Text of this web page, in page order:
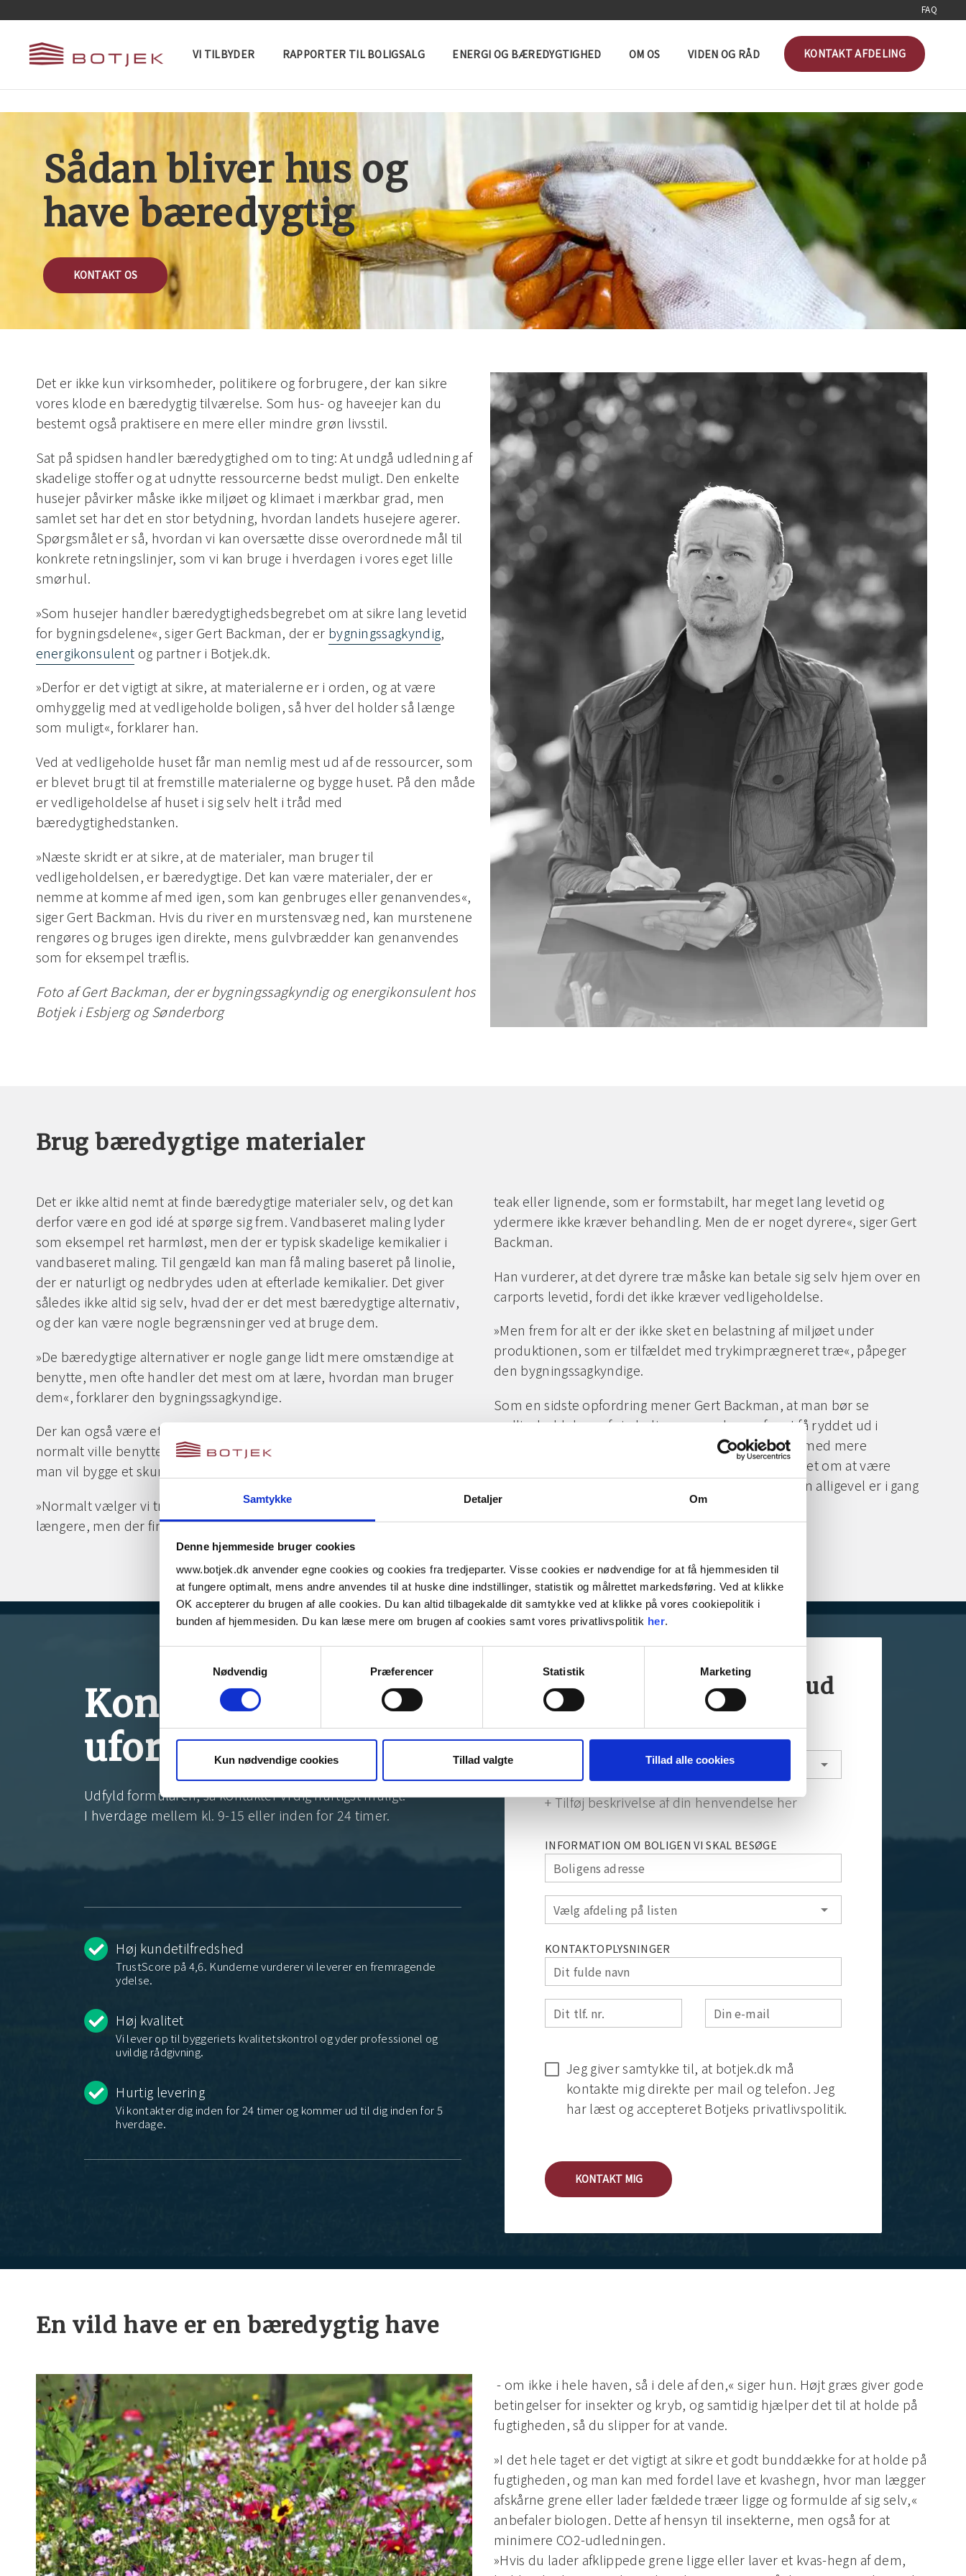
Samtykke Detaljer Om
Denne hjemmeside bruger cookies
www.botjek.dk anvender egne cookies og cookies fra tredjeparter. Visse cookies er nødvendige for at få hjemmesiden til
at fungere optimalt, mens andre anvendes til at huske dine indstillinger, statistik og målrettet markedsføring. Ved at klikke
OK accepterer du brugen af alle cookies. Du kan altid tilbagekalde dit samtykke ved at klikke på vores cookiepolitik i
bunden af hjemmesiden. Du kan læse mere om brugen af cookies samt vores privatlivspolitik her.
Nødvendig
Præferencer Statistik Marketing
Kun nødvendige cookies Tillad valgte Tillad alle cookies
FAQ
VI TILBYDER RAPPORTER TIL BOLIGSALG ENERGI OG BÆREDYGTIGHED OM OS VIDEN OG RÅD KONTAKT AFDELING
Sådan bliver hus og
have bæredygtig
KONTAKT OS
Det er ikke kun virksomheder, politikere og forbrugere, der kan sikre
vores klode en bæredygtig tilværelse. Som hus- og haveejer kan du
bestemt også praktisere en mere eller mindre grøn livsstil.
Sat på spidsen handler bæredygtighed om to ting: At undgå udledning af
skadelige stoffer og at udnytte ressourcerne bedst muligt. Den enkelte
husejer påvirker måske ikke miljøet og klimaet i mærkbar grad, men
samlet set har det en stor betydning, hvordan landets husejere agerer.
Spørgsmålet er så, hvordan vi kan oversætte disse overordnede mål til
konkrete retningslinjer, som vi kan bruge i hverdagen i vores eget lille
smørhul.
»Som husejer handler bæredygtighedsbegrebet om at sikre lang levetid
for bygningsdelene«, siger Gert Backman, der er bygningssagkyndig,
energikonsulent og partner i Botjek.dk.
»Derfor er det vigtigt at sikre, at materialerne er i orden, og at være
omhyggelig med at vedligeholde boligen, så hver del holder så længe
som muligt«, forklarer han.
Ved at vedligeholde huset får man nemlig mest ud af de ressourcer, som
er blevet brugt til at fremstille materialerne og bygge huset. På den måde
er vedligeholdelse af huset i sig selv helt i tråd med
bæredygtighedstanken.
»Næste skridt er at sikre, at de materialer, man bruger til
vedligeholdelsen, er bæredygtige. Det kan være materialer, der er
nemme at komme af med igen, som kan genbruges eller genanvendes«,
siger Gert Backman. Hvis du river en murstensvæg ned, kan murstenene
rengøres og bruges igen direkte, mens gulvbrædder kan genanvendes
som for eksempel træflis.
Foto af Gert Backman, der er bygningssagkyndig og energikonsulent hos
Botjek i Esbjerg og Sønderborg
Brug bæredygtige materialer
Det er ikke altid nemt at finde bæredygtige materialer selv, og det kan
derfor være en god idé at spørge sig frem. Vandbaseret maling lyder
som eksempel ret harmløst, men der er typisk skadelige kemikalier i
vandbaseret maling. Til gengæld kan man få maling baseret på linolie,
der er naturligt og nedbrydes uden at efterlade kemikalier. Det giver
således ikke altid sig selv, hvad der er det mest bæredygtige alternativ,
og der kan være nogle begrænsninger ved at bruge dem.
»De bæredygtige alternativer er nogle gange lidt mere omstændige at
benytte, men ofte handler det mest om at lære, hvordan man bruger
dem«, forklarer den bygningssagkyndige.
Der kan også være et prismæssigt spring mellem det materiale, man
normalt ville benytte, og et bæredygtigt alternativ – eksempelvis hvis
man vil bygge et skur eller en carport af træ.
»Normalt vælger vi trykimprægneret træ, for det, har vi lært, holder
længere, men der findes træsorter, som for eksempel robinietræ, IPE,
teak eller lignende, som er formstabilt, har meget lang levetid og
ydermere ikke kræver behandling. Men de er noget dyrere«, siger Gert
Backman.
Han vurderer, at det dyrere træ måske kan betale sig selv hjem over en
carports levetid, fordi det ikke kræver vedligeholdelse.
»Men frem for alt er der ikke sket en belastning af miljøet under
produktionen, som er tilfældet med trykimprægneret træ«, påpeger
den bygningssagkyndige.
Som en sidste opfordring mener Gert Backman, at man bør se
vedligeholdelsen af sin bolig som en chance for at få ryddet ud i
materialer, der kan skade naturen, og erstatte dem med mere
bæredygtige alternativer. I bund og grund handler det om at være
opmærksom og vælge bæredygtigheden til, når man alligevel er i gang
med huset.
Kontakt os for en
uforpligtende snak
Udfyld formularen, så kontakter vi dig hurtigst muligt.
I hverdage mellem kl. 9-15 eller inden for 24 timer.
Høj kundetilfredshed
TrustScore på 4,6. Kunderne vurderer vi leverer en fremragende
ydelse.
Høj kvalitet
Vi lever op til byggeriets kvalitetskontrol og yder professionel og
uvildig rådgivning.
Hurtig levering
Vi kontakter dig inden for 24 timer og kommer ud til dig inden for 5
hverdage.
Få et uforpligtende tilbud
indenfor 24 timer
Vælg et produkt du vil kontakte os om arrow_drop_down
+ Tilføj beskrivelse af din henvendelse her
INFORMATION OM BOLIGEN VI SKAL BESØGE
Boligens adresse
Vælg afdeling på listen arrow_drop_down
KONTAKTOPLYSNINGER
Dit fulde navn
Dit tlf. nr. Din e-mail
Jeg giver samtykke til, at botjek.dk må
kontakte mig direkte per mail og telefon. Jeg
har læst og accepteret Botjeks privatlivspolitik.
KONTAKT MIG
En vild have er en bæredygtig have
- om ikke i hele haven, så i dele af den,« siger hun. Højt græs giver gode
betingelser for insekter og kryb, og samtidig hjælper det til at holde på
fugtigheden, så du slipper for at vande.
»I det hele taget er det vigtigt at sikre et godt bunddække for at holde på
fugtigheden, og man kan med fordel lave et kvashegn, hvor man lægger
afskårne grene eller lader fældede træer ligge og formulde af sig selv,«
anbefaler biologen. Dette af hensyn til insekterne, men også for at
minimere CO2-udledningen.
»Hvis du lader afklippede grene ligge eller laver et kvas-hegn af dem,